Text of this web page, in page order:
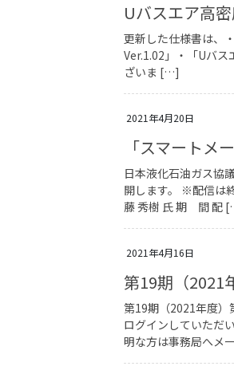
Uバスエア高
更新した仕様書は、
Ver.1.02」・「Uバ
ざいま […]
2021年4月20日
「スマートメ
日本液化石油ガス協
開します。 ※配信は
藤 秀樹 氏 期 間 配
2021年4月16日
第19期（2021
第19期（2021年度）
ログインしていただ
明な方は事務局へメ